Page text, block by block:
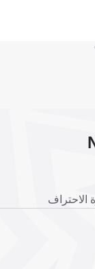
الاحتراف